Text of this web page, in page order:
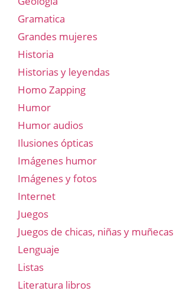
Gramatica
Grandes mujeres
Historia
Historias y leyendas
Homo Zapping
Humor
Humor audios
Ilusiones ópticas
Imágenes humor
Imágenes y fotos
Internet
Juegos
Juegos de chicas, niñas y muñecas
Lenguaje
Listas
Literatura libros